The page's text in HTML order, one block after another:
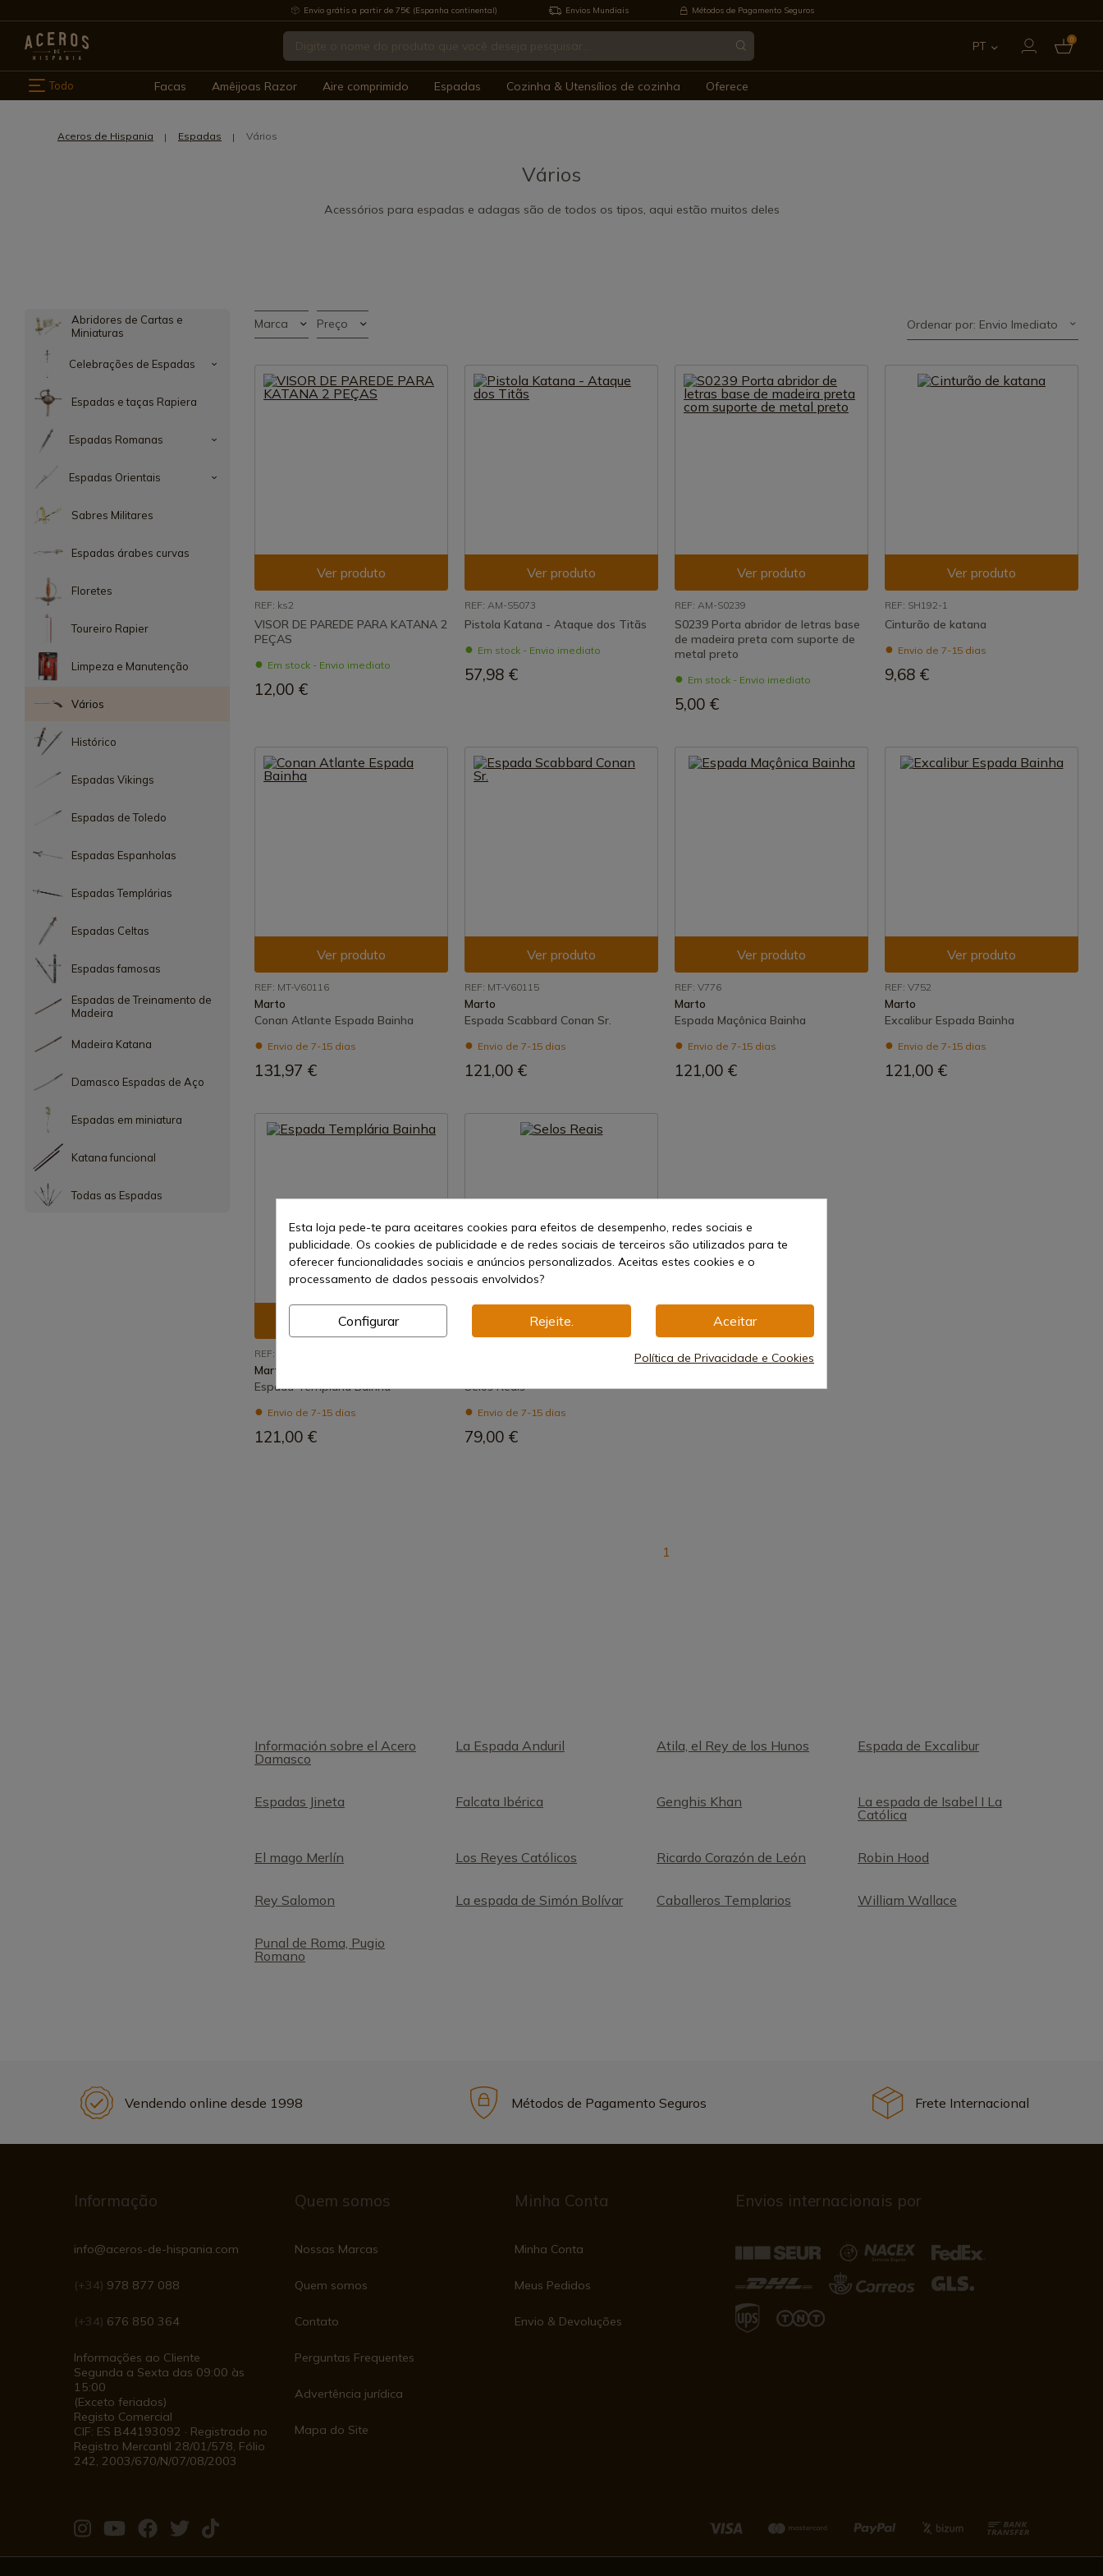
Envio grátis a partir de 75€ (Espanha continental) Envios Mundiais Métodos de Pagamento Seguros
PT 0
Todo Facas Amêijoas Razor Aire comprimido Espadas Cozinha & Utensílios de cozinha Oferece
Aceros de Hispania Espadas Vários
Vários
Acessórios para espadas e adagas são de todos os tipos, aqui estão muitos deles
Abridores de Cartas e
Miniaturas
Celebrações de Espadas
Espadas e taças Rapiera
Espadas Romanas
Espadas Orientais
Sabres Militares
Espadas árabes curvas
Floretes
Toureiro Rapier
Limpeza e Manutenção
Vários
Histórico
Espadas Vikings
Espadas de Toledo
Espadas Espanholas
Espadas Templárias
Espadas Celtas
Espadas famosas
Espadas de Treinamento de
Madeira
Madeira Katana
Damasco Espadas de Aço
Espadas em miniatura
Katana funcional
Todas as Espadas
Marca Preço Ordenar por: Envio Imediato
Ver produto
REF: ks2
VISOR DE PAREDE PARA KATANA 2
PEÇAS
Em stock - Envio imediato
12,00 €
Ver produto
REF: AM-S5073
Pistola Katana - Ataque dos Titãs
Em stock - Envio imediato
57,98 €
Ver produto
REF: AM-S0239
S0239 Porta abridor de letras base
de madeira preta com suporte de
metal preto
Em stock - Envio imediato
5,00 €
Ver produto
REF: SH192-1
Cinturão de katana
Envio de 7-15 dias
9,68 €
Ver produto
REF: MT-V60116
Marto
Conan Atlante Espada Bainha
Envio de 7-15 dias
131,97 €
Ver produto
REF: MT-V60115
Marto
Espada Scabbard Conan Sr.
Envio de 7-15 dias
121,00 €
Ver produto
REF: V776
Marto
Espada Maçônica Bainha
Envio de 7-15 dias
121,00 €
Ver produto
REF: V752
Marto
Excalibur Espada Bainha
Envio de 7-15 dias
121,00 €
Ver produto
REF: V584
Marto
Espada Templária Bainha
Envio de 7-15 dias
121,00 €
Ver produto
Selos Reais
Envio de 7-15 dias
79,00 €
1
Información sobre el Acero
Damasco
La Espada Anduril Atila, el Rey de los Hunos Espada de Excalibur
Espadas Jineta Falcata Ibérica Genghis Khan
La espada de Isabel I La
Católica
El mago Merlín Los Reyes Católicos Ricardo Corazón de León Robin Hood
Rey Salomon La espada de Simón Bolívar Caballeros Templarios William Wallace
Punal de Roma, Pugio
Romano
Vendendo online desde 1998 Métodos de Pagamento Seguros Frete Internacional
Informação
info@aceros-de-hispania.com
(+34) 978 877 088
(+34) 676 850 364
Informações ao Cliente
Segunda a Sexta das 09:00 às
15:00
(Exceto feriados)
Registo Comercial
CIF: ES B44193092 · Registrado no
Registro Mercantil 28/01/578, Fólio
242, 2003/670/N/07/08/2003
Quem somos
Nossas Marcas
Quem somos
Contato
Perguntas Frequentes
Advertência jurídica
Mapa do Site
Minha Conta
Minha Conta
Meus Pedidos
Envio & Devoluções
Envios internacionais por
Esta loja pede-te para aceitares cookies para efeitos de desempenho, redes sociais e
publicidade. Os cookies de publicidade e de redes sociais de terceiros são utilizados para te
oferecer funcionalidades sociais e anúncios personalizados. Aceitas estes cookies e o
processamento de dados pessoais envolvidos?
Configurar Rejeite. Aceitar
Política de Privacidade e Cookies